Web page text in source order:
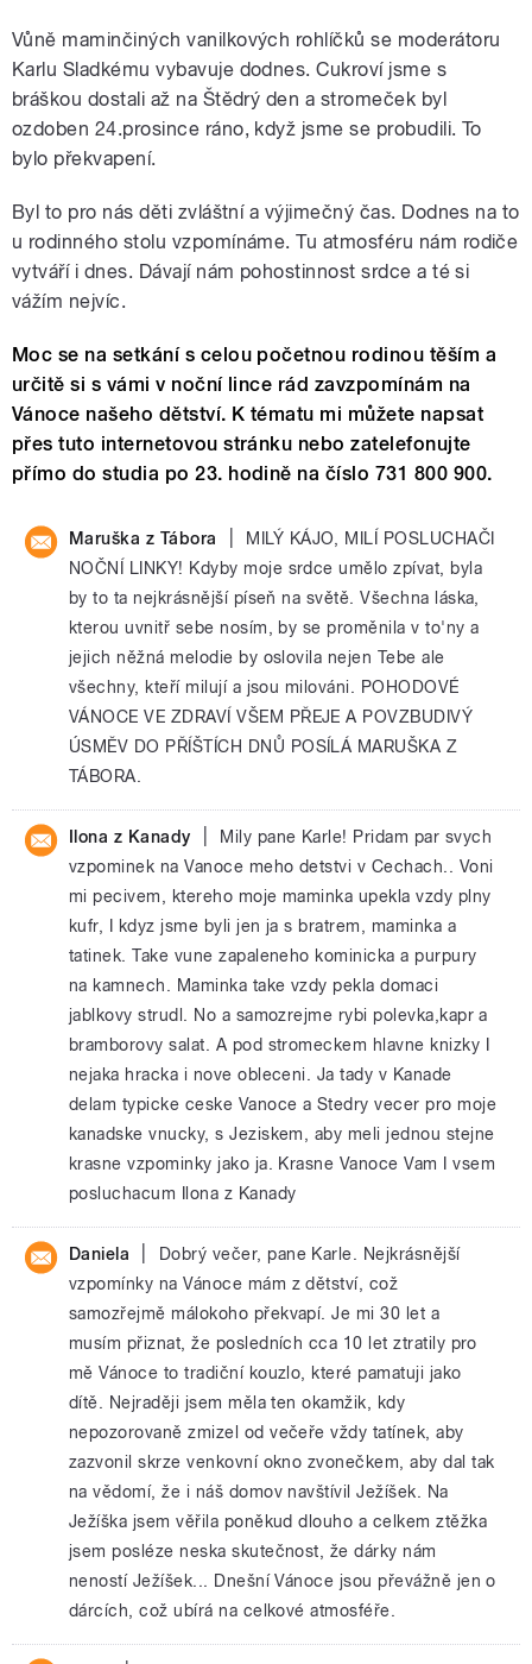
Vůně maminčiných vanilkových rohlíčků se moderátoru
Karlu Sladkému vybavuje dodnes. Cukroví jsme s
bráškou dostali až na Štědrý den a stromeček byl
ozdoben 24.prosince ráno, když jsme se probudili. To
bylo překvapení.
Byl to pro nás děti zvláštní a výjimečný čas. Dodnes na to
u rodinného stolu vzpomínáme. Tu atmosféru nám rodiče
vytváří i dnes. Dávají nám pohostinnost srdce a té si
vážím nejvíc.
Moc se na setkání s celou početnou rodinou těším a
určitě si s vámi v noční lince rád zavzpomínám na
Vánoce našeho dětství. K tématu mi můžete napsat
přes tuto internetovou stránku nebo zatelefonujte
přímo do studia po 23. hodině na číslo 731 800 900.
Maruška z Tábora
MILÝ KÁJO, MILÍ POSLUCHAČI
NOČNÍ LINKY! Kdyby moje srdce umělo zpívat, byla
by to ta nejkrásnější píseň na světě. Všechna láska,
kterou uvnitř sebe nosím, by se proměnila v to'ny a
jejich něžná melodie by oslovila nejen Tebe ale
všechny, kteří milují a jsou milováni. POHODOVÉ
VÁNOCE VE ZDRAVÍ VŠEM PŘEJE A POVZBUDIVÝ
ÚSMĚV DO PŘÍŠTÍCH DNŮ POSÍLÁ MARUŠKA Z
TÁBORA.
Ilona z Kanady
Mily pane Karle! Pridam par svych
vzpominek na Vanoce meho detstvi v Cechach.. Voni
mi pecivem, ktereho moje maminka upekla vzdy plny
kufr, I kdyz jsme byli jen ja s bratrem, maminka a
tatinek. Take vune zapaleneho kominicka a purpury
na kamnech. Maminka take vzdy pekla domaci
jablkovy strudl. No a samozrejme rybi polevka,kapr a
bramborovy salat. A pod stromeckem hlavne knizky I
nejaka hracka i nove obleceni. Ja tady v Kanade
delam typicke ceske Vanoce a Stedry vecer pro moje
kanadske vnucky, s Jeziskem, aby meli jednou stejne
krasne vzpominky jako ja. Krasne Vanoce Vam I vsem
posluchacum Ilona z Kanady
Daniela
Dobrý večer, pane Karle. Nejkrásnější
vzpomínky na Vánoce mám z dětství, což
samozřejmě málokoho překvapí. Je mi 30 let a
musím přiznat, že posledních cca 10 let ztratily pro
mě Vánoce to tradiční kouzlo, které pamatuji jako
dítě. Nejraději jsem měla ten okamžik, kdy
nepozorovaně zmizel od večeře vždy tatínek, aby
zazvonil skrze venkovní okno zvonečkem, aby dal tak
na vědomí, že i náš domov navštívil Ježíšek. Na
Ježíška jsem věřila poněkud dlouho a celkem ztěžka
jsem posléze neska skutečnost, že dárky nám
neností Ježíšek... Dnešní Vánoce jsou převážně jen o
dárcích, což ubírá na celkové atmosféře.